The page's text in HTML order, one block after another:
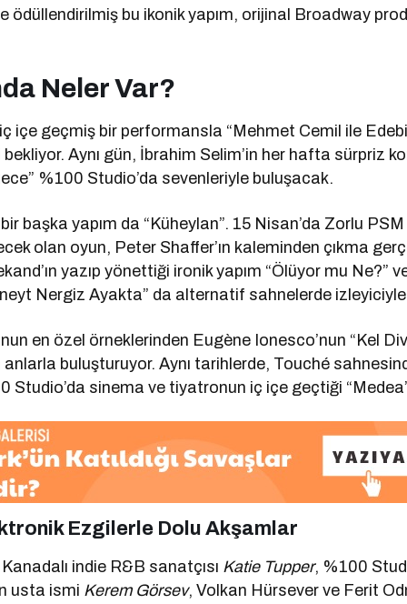
ödüllendirilmiş bu ikonik yapım, orijinal Broadway
Neler Var?
içe geçmiş bir performansla “Mehmet Cemil ile
Aynı gün, İbrahim Selim’in her hafta sürpriz
%100 Studio’da sevenleriyle buluşacak.
başka yapım da “Küheylan”. 15 Nisan’da Zorlu PSM
olan oyun, Peter Shaffer’ın kaleminden çıkma
yazıp yönettiği ironik yapım “Ölüyor mu Ne?”
Nergiz Ayakta” da alternatif sahnelerde
en özel örneklerinden Eugène Ionesco’nun “Kel
buluşturuyor. Aynı tarihlerde, Touché
Studio’da sinema ve tiyatronun iç içe geçtiği
Ezgilerle Dolu Akşamlar
indie R&B sanatçısı Katie Tupper, %100
usta ismi Kerem Görsev, Volkan Hürsever ve Ferit